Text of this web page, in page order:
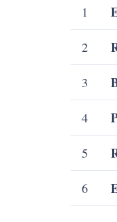
1
2
3
4
5
6